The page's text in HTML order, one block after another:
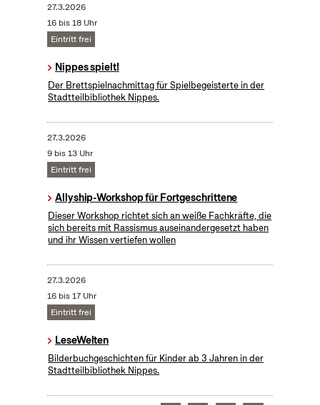
27.3.2026
16 bis 18 Uhr
Eintritt frei
Nippes spielt!
Der Brettspielnachmittag für Spielbegeisterte in der
Stadtteilbibliothek Nippes.
27.3.2026
9 bis 13 Uhr
Eintritt frei
Allyship-Workshop für Fortgeschrittene
Dieser Workshop richtet sich an weiße Fachkräfte, die
sich bereits mit Rassismus auseinandergesetzt haben
und ihr Wissen vertiefen wollen
27.3.2026
16 bis 17 Uhr
Eintritt frei
LeseWelten
Bilderbuchgeschichten für Kinder ab 3 Jahren in der
Stadtteilbibliothek Nippes.